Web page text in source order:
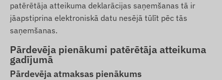
patērētāja atteikuma deklarācijas saņemšanas tā ir
jāapstiprina elektroniskā datu nesējā tūlīt pēc tās
saņemšanas.
Pārdevēja pienākumi patērētāja atteikuma
gadījumā
Pārdevēja atmaksas pienākums